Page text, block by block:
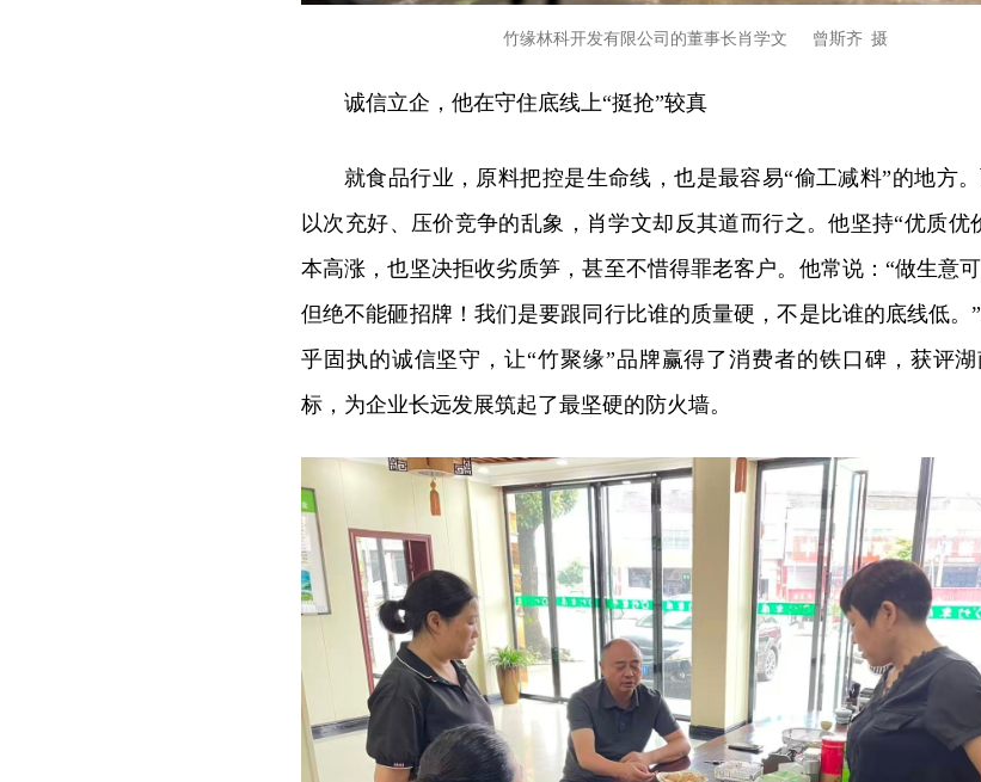
竹缘林科开发有限公司的董事长肖学文 曾斯齐 摄
诚信立企，他在守住底线上“挺抢”较真
就食品行业，原料把控是生命线，也是最容易“偷工减料”的地方
以次充好、压价竞争的乱象，肖学文却反其道而行之。他坚持“优质优
本高涨，也坚决拒收劣质笋，甚至不惜得罪老客户。他常说：“做生意可
但绝不能砸招牌！我们是要跟同行比谁的质量硬，不是比谁的底线低。
乎固执的诚信坚守，让“竹聚缘”品牌赢得了消费者的铁口碑，获评
标，为企业长远发展筑起了最坚硬的防火墙。